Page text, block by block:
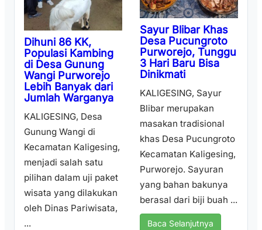
Dihuni 86 KK,
Populasi Kambing
di Desa Gunung
Wangi Purworejo
Lebih Banyak dari
Jumlah Warganya
KALIGESING, Desa
Gunung Wangi di
Kecamatan Kaligesing,
menjadi salah satu
pilihan dalam uji paket
wisata yang dilakukan
oleh Dinas Pariwisata,
...
Sayur Blibar Khas
Desa Pucungroto
Purworejo, Tunggu
3 Hari Baru Bisa
Dinikmati
KALIGESING, Sayur
Blibar merupakan
masakan tradisional
khas Desa Pucungroto
Kecamatan Kaligesing,
Purworejo. Sayuran
yang bahan bakunya
berasal dari biji buah ...
Baca Selanjutnya